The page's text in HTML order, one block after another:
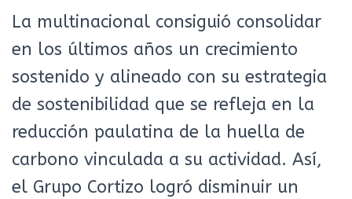
La multinacional consiguió consolidar
en los últimos años un crecimiento
sostenido y alineado con su estrategia
de sostenibilidad que se refleja en la
reducción paulatina de la huella de
carbono vinculada a su actividad. Así,
el Grupo Cortizo logró disminuir un